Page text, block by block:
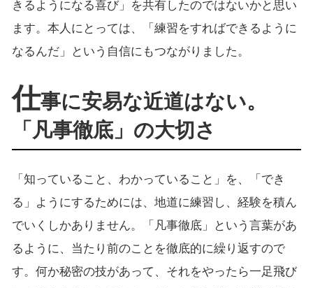
きるようになる喜び」を共有したのではないかと思い
ます。本人にとっては、「練習をすればできるように
なるんだ」という自信にもつながりました。
仕事に安易な近道はない。
「凡事徹底」の大切さ
「知っていること、わかっていること」を、「でき
る」ようにするためには、地道に練習し、経験を積ん
でいくしかありません。「凡事徹底」という言葉があ
るように、当たり前のことを徹底的に繰り返すので
す。何か秘密の技があって、それをやったら一足飛び